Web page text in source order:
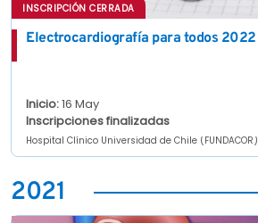
INSCRIPCIÓN CERRADA
Electrocardiografía para todos 2022
Inicio:16 May
Inscripciones finalizadas
Hospital Clínico Universidad de Chile (FUNDACOR)
2021